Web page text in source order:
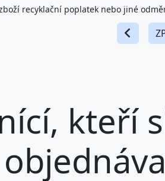
recyklační poplatek nebo jiné
kteří